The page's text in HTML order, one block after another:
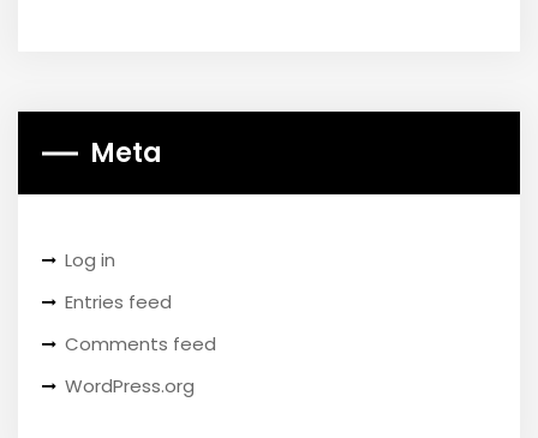
Meta
Log in
Entries feed
Comments feed
WordPress.org